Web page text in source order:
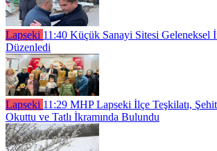
Lapseki 11:40 Küçük Sanayi Sitesi Geleneksel
Düzenledi
Lapseki 11:29 MHP Lapseki İlçe Teşkilatı,
Okuttu ve Tatlı İkramında Bulundu